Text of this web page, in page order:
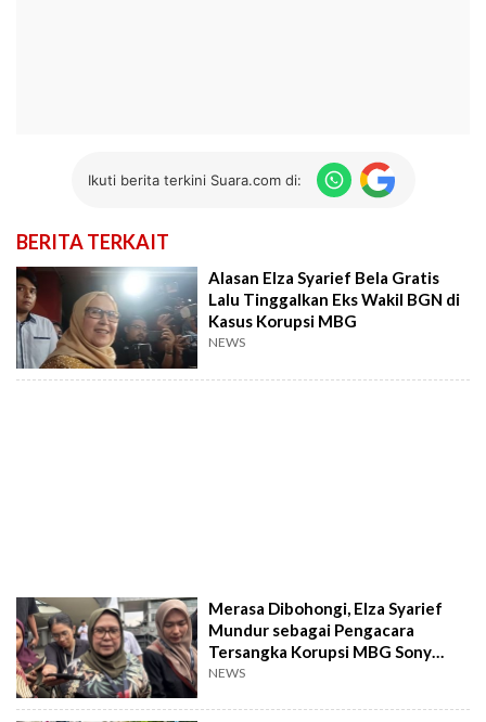
Ikuti berita terkini Suara.com di:
BERITA TERKAIT
Alasan Elza Syarief Bela Gratis
Lalu Tinggalkan Eks Wakil BGN di
Kasus Korupsi MBG
NEWS
Merasa Dibohongi, Elza Syarief
Mundur sebagai Pengacara
Tersangka Korupsi MBG Sony
Sonjaya
NEWS